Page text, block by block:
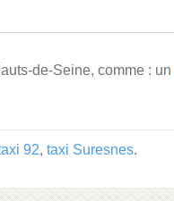
de-Seine, comme : un
92, taxi Suresnes.